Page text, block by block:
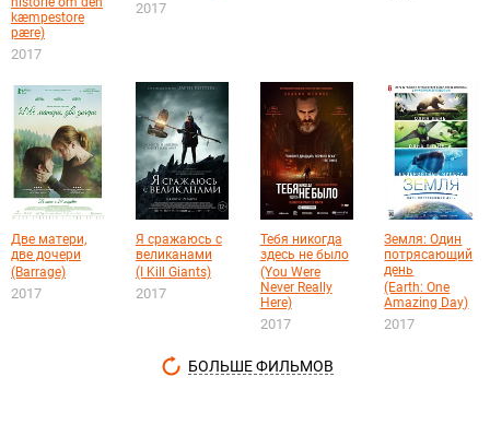
kæmpestore
pære)
2017
2017
Две матери,
две дочери
(Barrage)
2017
Я сражаюсь с
великанами
(I Kill Giants)
2017
Тебя никогда
здесь не было
(You Were
Never Really
Here)
2017
Земля: Один
потрясающий
день
(Earth: One
Amazing Day)
2017
БОЛЬШЕ ФИЛЬМОВ